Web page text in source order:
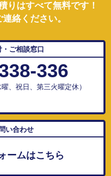
りはすべて無料です！
絡ください。
ご相談窓口
336
、祝日、第三火曜定休）
い合わせ
ームはこちら